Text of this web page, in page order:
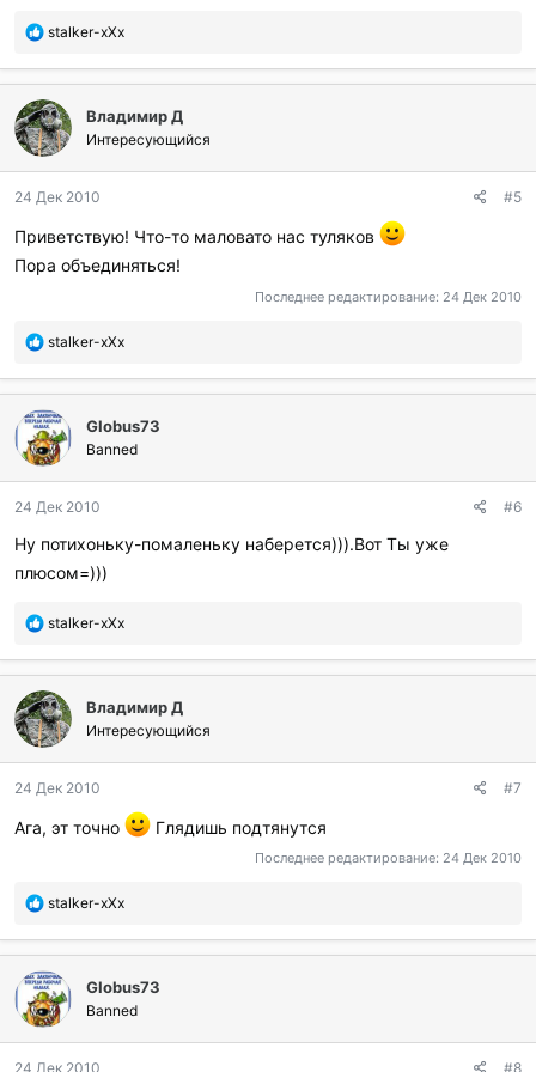
и
П
б
л
а
г
о
а
и
л
stalker-xXx
Владимир Д
Интересующийся
24 Дек 2010 #5
Приветствую! Что-то маловато нас туляков
Пора объединяться!
Последнее редактирование: 24 Дек 2010
П
б
а
г
о
а
и
л
:
stalker-xXx
Globus73
Banned
24 Дек 2010 #6
Ну потихоньку-помаленьку наберется))).Вот Ты уже
плюсом=)))
П
б
а
г
о
а
и
:
stalker-xXx
Владимир Д
Интересующийся
24 Дек 2010 #7
Ага, эт точно Глядишь подтянутся
Последнее редактирование: 24 Дек 2010
П
б
а
г
о
stalker-xXx
Globus73
Banned
24 Дек 2010 #8